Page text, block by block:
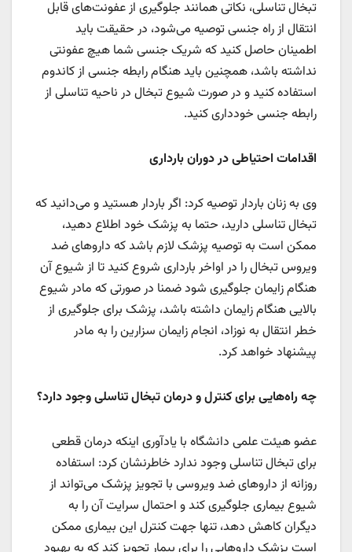
تبخال تناسلی، نکاتی همانند جلوگیری از عفونت‌های قابل
انتقال از راه جنسی توصیه می‌شود، در حقیقت باید
اطمینان حاصل کنید که شریک جنسی شما هیچ عفونتی
نداشته باشد، همچنین باید هنگام رابطه جنسی از کاندوم
استفاده کنید و در صورت شیوع تبخال در ناحیه تناسلی از
رابطه جنسی خودداری کنید.
اقدامات احتیاطی در دوران بارداری
وی به زنان باردار توصیه کرد: اگر باردار هستید و می‌دانید که
تبخال تناسلی دارید، حتما به پزشک خود اطلاع دهید،
ممکن است به توصیه پزشک لازم باشد که داروهای ضد
ویروس تبخال را در اواخر بارداری شروع کنید تا از شیوع آن
هنگام زایمان جلوگیری شود ضمنا در صورتی که مادر شیوع
بالایی هنگام زایمان داشته باشد، پزشک برای جلوگیری از
خطر انتقال به نوزاد، انجام زایمان سزارین را به مادر
پیشنهاد خواهد کرد.
چه‌ راه‌هایی برای کنترل و درمان تبخال تناسلی وجود دارد؟
عضو هیئت علمی دانشگاه با یادآوری اینکه درمان قطعی
برای تبخال تناسلی وجود ندارد خاطرنشان کرد: استفاده
روزانه از داروهای ضد ویروسی با تجویز پزشک می‌تواند از
شیوع بیماری جلوگیری کند و احتمال سرایت آن را به
دیگران کاهش دهد، تنها جهت کنترل این بیماری ممکن